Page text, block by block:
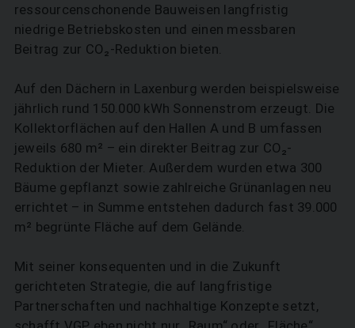
ressourcenschonende Bauweisen langfristig
niedrige Betriebskosten und einen messbaren
Beitrag zur CO₂-Reduktion bieten.
Auf den Dächern in Laxenburg werden beispielsweise
jährlich rund 150.000 kWh Sonnenstrom erzeugt. Die
Kollektorflächen auf den Hallen A und B umfassen
jeweils 680 m² – ein direkter Beitrag zur CO₂-
Reduktion der Mieter. Außerdem wurden etwa 300
Bäume gepflanzt sowie zahlreiche Grünanlagen neu
errichtet – in Summe entstehen dadurch fast 39.000
m² begrünte Fläche auf dem Gelände.
Mit seiner konsequenten und in die Zukunft
gerichteten Strategie, die auf langfristige
Partnerschaften und nachhaltige Konzepte setzt,